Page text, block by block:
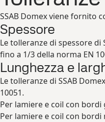
SSAB Domex viene fornito
Spessore
Le tolleranze di spessore
fino a 1/3 della norma EN
Lunghezza e
Le tolleranze di SSAB
10051.
Per lamiere e coil con
Per lamiere e coil con